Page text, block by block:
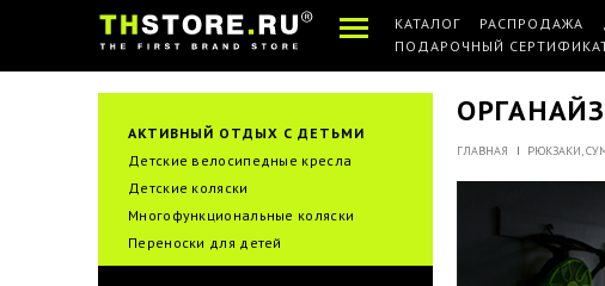
КАТАЛОГ РАСПРОДАЖА
ПОДАРОЧНЫЙ
АКТИВНЫЙ ОТДЫХ С ДЕТЬМИ
Детские велосипедные кресла
Детские коляски
Многофункциональные коляски
Переноски для детей
ГЛАВНАЯ РЮКЗАКИ,